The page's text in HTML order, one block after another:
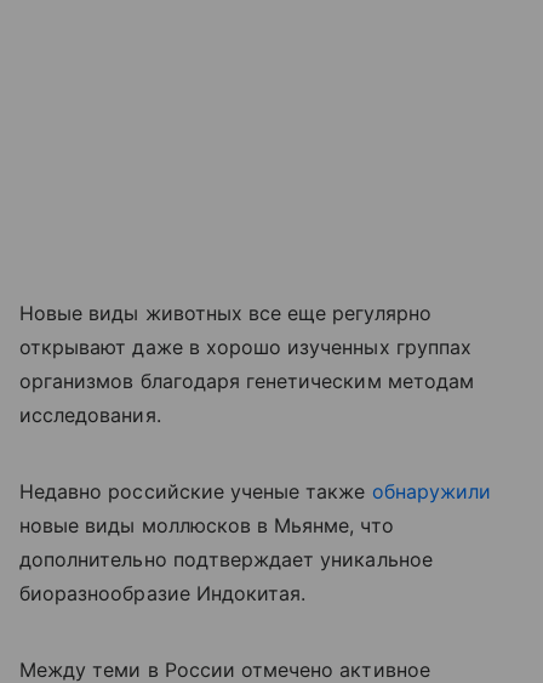
Новые виды животных все еще регулярно
открывают даже в хорошо изученных группах
организмов благодаря генетическим методам
исследования.
Недавно российские ученые также обнаружили
новые виды моллюсков в Мьянме, что
дополнительно подтверждает уникальное
биоразнообразие Индокитая.
Между теми в России отмечено активное